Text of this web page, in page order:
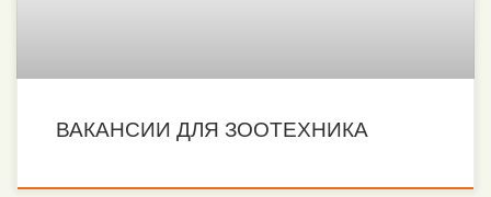
ВАКАНСИИ ДЛЯ ЗООТЕХНИКА